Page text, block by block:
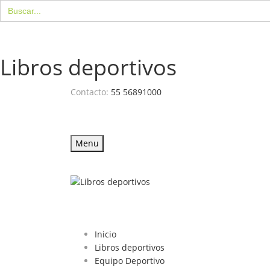
Buscar:
Libros deportivos
Contacto: 55 56891000
Menu
Inicio
Libros deportivos
Equipo Deportivo